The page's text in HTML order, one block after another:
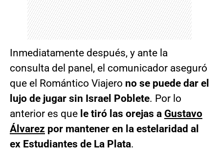
Inmediatamente después, y ante la
consulta del panel, el comunicador aseguró
que el Romántico Viajero no se puede dar el
lujo de jugar sin Israel Poblete. Por lo
anterior es que le tiró las orejas a Gustavo
Álvarez por mantener en la estelaridad al
ex Estudiantes de La Plata.